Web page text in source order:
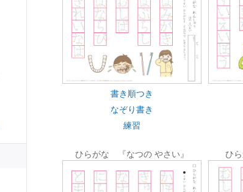
書き順つき
なぞり書き
練習
ひらがな 『なつの やさい』 ひ